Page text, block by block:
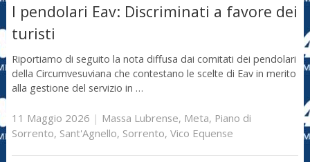
I pendolari Eav: Discriminati a favore dei
turisti
Riportiamo di seguito la nota diffusa dai comitati dei pendolari
della Circumvesuviana che contestano le scelte di Eav in merito
alla gestione del servizio in …
11 Maggio 2026 | Massa Lubrense, Meta, Piano di
Sorrento, Sant'Agnello, Sorrento, Vico Equense